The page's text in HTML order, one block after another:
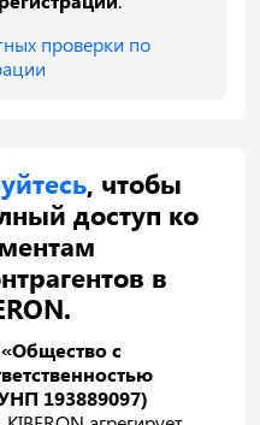
проверки по
, чтобы
доступ ко
в
с
193889097)